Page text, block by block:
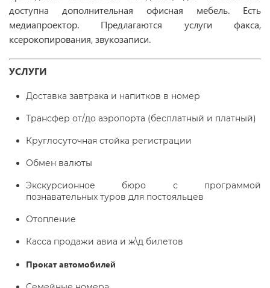
доступна дополнительная офисная мебель. Есть
медиапроектор. Предлагаются услуги факса,
ксерокопирования, звукозаписи.
УСЛУГИ
Доставка завтрака и напитков в номер
Трансфер от/до аэропорта (бесплатный и платный)
Круглосуточная стойка регистрации
Обмен валюты
Экскурсионное бюро с программой
познавательных туров для постояльцев
Отопление
Касса продажи авиа и ж\д билетов
Прокат автомобилей